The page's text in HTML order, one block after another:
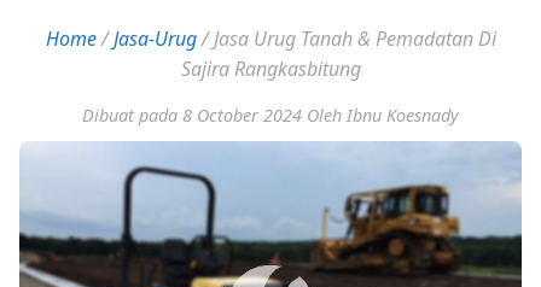
Home/Jasa-Urug/Jasa Urug Tanah & Pemadatan Di
Sajira Rangkasbitung
Dibuat pada 8 October 2024 Oleh Ibnu Koesnady